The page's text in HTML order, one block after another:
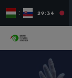
: 29:34